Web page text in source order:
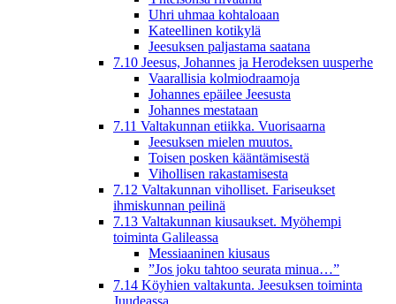
Uhri uhmaa kohtaloaan
Kateellinen kotikylä
Jeesuksen paljastama saatana
7.10 Jeesus, Johannes ja Herodeksen uusperhe
Vaarallisia kolmiodraamoja
Johannes epäilee Jeesusta
Johannes mestataan
7.11 Valtakunnan etiikka. Vuorisaarna
Jeesuksen mielen muutos.
Toisen posken kääntämisestä
Vihollisen rakastamisesta
7.12 Valtakunnan viholliset. Fariseukset
ihmiskunnan peilinä
7.13 Valtakunnan kiusaukset. Myöhempi
toiminta Galileassa
Messiaaninen kiusaus
”Jos joku tahtoo seurata minua…”
7.14 Köyhien valtakunta. Jeesuksen toiminta
Juudeassa